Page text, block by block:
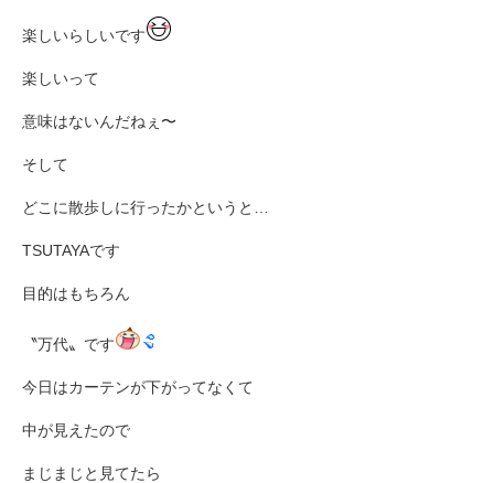
楽しいらしいです
楽しいって
意味はないんだねぇ〜
そして
どこに散歩しに行ったかというと…
TSUTAYAです
目的はもちろん
〝万代〟です
今日はカーテンが下がってなくて
中が見えたので
まじまじと見てたら